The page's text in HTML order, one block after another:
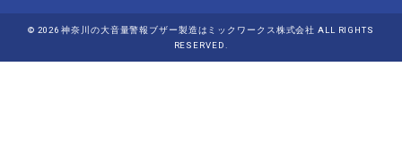
© 2026 神奈川の大音量警報ブザー製造はミックワークス株式会社 ALL RIGHTS
RESERVED.